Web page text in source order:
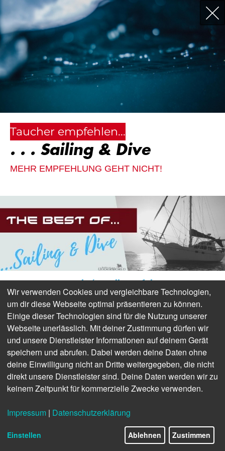
Taucher empfehlen...
. . . Sailing & Dive
MEHR EMPFEHLUNG GEHT NICHT!
TAUCHPARADIES KROATIEN
-CLUBREISE2020
Trogir - Kornaten - Hvar - Split
Das Magazin TAUCHPARADIES KROATIEN
veranstaltet jährlich im Oktober eine
Tauch-/Segelreise der besonderen Art.
Wir verwenden Cookies und vergleichbare Technologien,
um dir diese Webseite optimal präsentieren zu können.
Einige dieser Technologien sind für die Nutzung unserer
Webseite unerlässlich. Mit deiner Zustimmung dürfen wir
und unsere Dienstleister Informationen auf deinem Gerät
speichern und abrufen. Dabei werden deine Daten ohne
deine Einwilligung nicht an Dritte weitergegeben, die nicht
direkt unsere Dienstleister sind. Deine Daten werden wir zu
keinem Zeitpunkt für kommerzielle Zwecke verwenden.
Impressum | Datenschutzerklärung
Einstellen Ablehnen Zustimmen